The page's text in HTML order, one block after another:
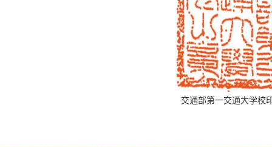
交通部第一交通大学校